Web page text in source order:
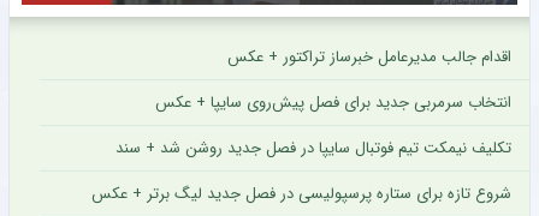
اقدام جالب مدیرعامل خبرساز تراکتور + عکس
انتخاب سرمربی جدید برای فصل پیش‌روی سایپا + عکس
تکلیف نیمکت تیم فوتبال سایپا در فصل جدید روشن شد + سند
شروع تازه برای ستاره پرسپولیسی در فصل جدید لیگ برتر + عکس